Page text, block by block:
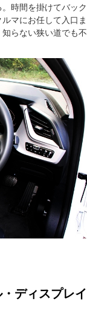
時間を掛けてバック
マにお任して入口ま
らない狭い道でも不
ディスプレイ